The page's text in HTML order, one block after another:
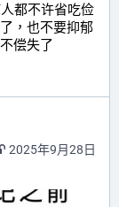
都不许省吃俭
，也不要抑郁
偿失了
2025年9月28日